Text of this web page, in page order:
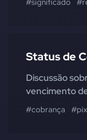
#significado
Status de
Discussão
vencimento
#cobrança #pix